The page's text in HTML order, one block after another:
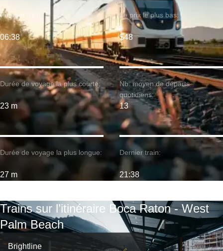
Durée de voyage la plus courte:
23 m
Premier train:
06:38
Durée de voyage la plus longue:
27 m
Le prix le plus bas:
$48
Nb. moyen de départs
quotidiens:
13
Dernier train:
21:38
Trains sur l’itinéraire Boca Raton - West
Palm Beach
Brightline